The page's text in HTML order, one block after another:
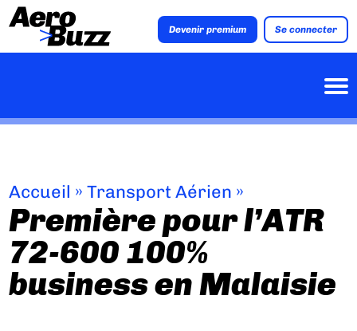
Devenir premium Se connecter
Accueil »Transport Aérien »
Première pour l’ATR
72-600 100%
business en Malaisie